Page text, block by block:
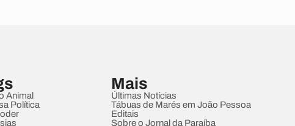
Animal
Política
Mais
Últimas Notícias
Tábuas de Marés em João Pessoa
Editais
Sobre o Jornal da Paraíba